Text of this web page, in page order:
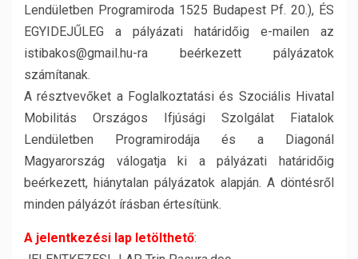
Lendületben Programiroda 1525 Budapest Pf. 20.), ÉS
EGYIDEJŰLEG a pályázati határidőig e-mailen az
istibakos@gmail.hu-ra beérkezett pályázatok
számítanak.
A résztvevőket a Foglalkoztatási és Szociális Hivatal
Mobilitás Országos Ifjúsági Szolgálat Fiatalok
Lendületben Programirodája és a Diagonál
Magyarország válogatja ki a pályázati határidőig
beérkezett, hiánytalan pályázatok alapján. A döntésről
minden pályázót írásban értesítünk.
A jelentkezési lap letölthető: